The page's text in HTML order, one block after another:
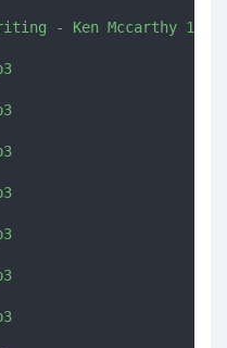
- Ken Mccarthy 12